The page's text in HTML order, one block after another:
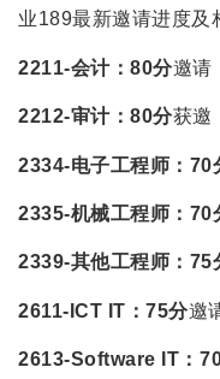
业189最新邀请进度及
2211-会计：80分邀请
2212-审计：80分获邀
2334-电子工程师： 70
2335-机械工程师： 70
2339-其他工程师： 75
2611-ICT IT：75分邀
2613-Software IT：